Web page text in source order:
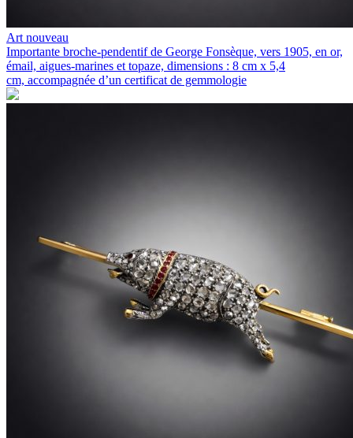
Art nouveau
Importante broche-pendentif de George Fonsèque, vers 1905, en or,
émail, aigues-marines et topaze, dimensions : 8 cm x 5,4
cm, accompagnée d’un certificat de gemmologie